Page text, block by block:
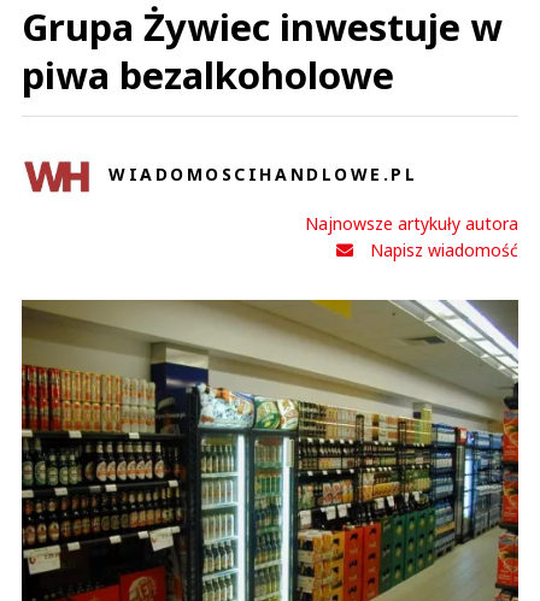
Grupa Żywiec inwestuje w
piwa bezalkoholowe
WIADOMOSCIHANDLOWE.PL
Najnowsze artykuły autora
Napisz wiadomość